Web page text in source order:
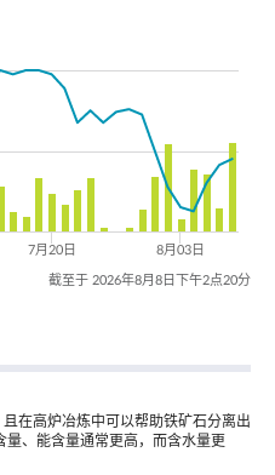
7月20日 8月03日
截至于 2026年8月8日下午2点20分
在高炉冶炼中可以帮助铁矿石分离出
、能含量通常更高，而含水量更